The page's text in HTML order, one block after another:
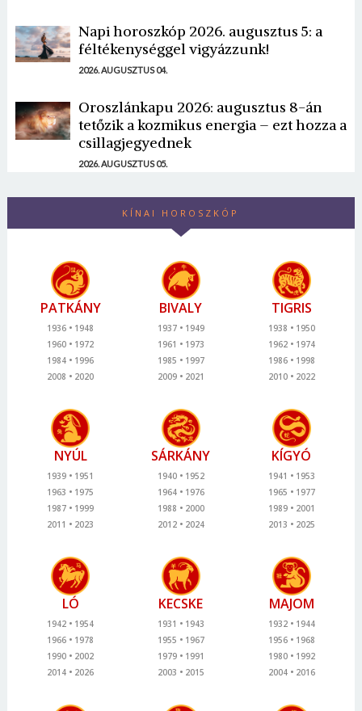
Napi horoszkóp 2026. augusztus 5: a
féltékenységgel vigyázzunk!
2026. AUGUSZTUS 04.
Oroszlánkapu 2026: augusztus 8-án
tetőzik a kozmikus energia – ezt hozza a
csillagjegyednek
2026. AUGUSZTUS 05.
KÍNAI HOROSZKÓP
PATKÁNY
1936
1948
1960
1972
1984
1996
2008
2020
BIVALY
1937
1949
1961
1973
1985
1997
2009
2021
TIGRIS
1938
1950
1962
1974
1986
1998
2010
2022
NYÚL
1939
1951
1963
1975
1987
1999
2011
2023
SÁRKÁNY
1940
1952
1964
1976
1988
2000
2012
2024
KÍGYÓ
1941
1953
1965
1977
1989
2001
2013
2025
LÓ
1942
1954
1966
1978
1990
2002
2014
2026
KECSKE
1931
1943
1955
1967
1979
1991
2003
2015
MAJOM
1932
1944
1956
1968
1980
1992
2004
2016